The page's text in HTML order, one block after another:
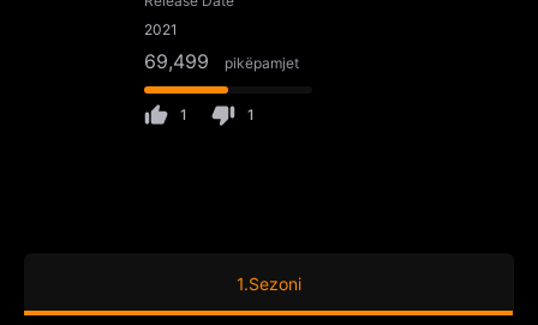
2021
69,499 pikëpamjet
1 1
1.Sezoni